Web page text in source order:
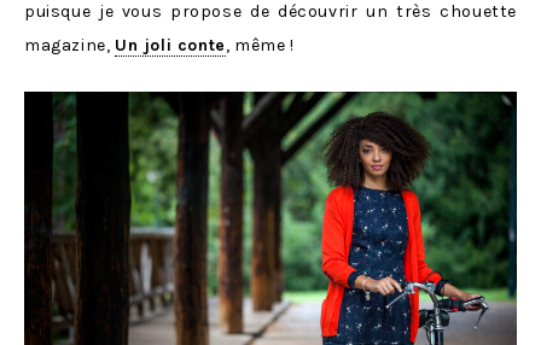
puisque je vous propose de découvrir un très chouette
magazine, Un joli conte, même !